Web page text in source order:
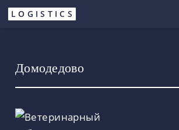
Перейти
LOGISTICS
Домодедово